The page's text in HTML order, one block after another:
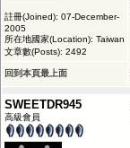
註冊(Joined): 07-December-
2005
所在地國家(Location): Taiwan
文章數(Posts): 2492
回到本頁最上面
SWEETDR945
高級會員